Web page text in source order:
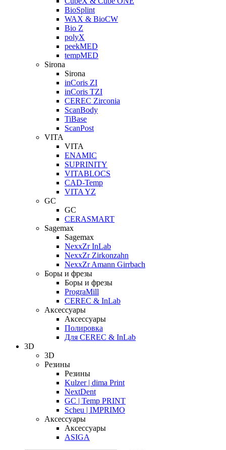
BioSplint
WAX & BioCW
Bio Z
polyX
peekMED
tempMED
Sirona
Sirona
inCoris ZI
inCoris TZI
CEREC Zirconia
ScanBody
TiBase
ScanPost
VITA
VITA
ENAMIC
SUPRINITY
VITABLOCS
CAD-Temp
VITA YZ
GC
GC
CERASMART
Sagemax
Sagemax
NexxZr InLab
NexxZr Zirkonzahn
NexxZr Amann Girrbach
Боры и фрезы
Боры и фрезы
PrograMill
CEREC & InLab
Аксессуары
Аксессуары
Полировка
Для CEREC & InLab
3D
3D
Резины
Резины
Kulzer | dima Print
NextDent
GC | Temp PRINT
Scheu | IMPRIMO
Аксессуары
Аксессуары
ASIGA